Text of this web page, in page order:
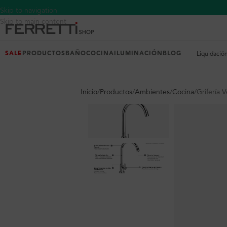
Skip to navigation
Skip to main content
SALE PRODUCTOS BAÑOCOCINA ILUMINACIÓN BLOG Liquidación
Inicio Productos Ambientes Cocina Grifería